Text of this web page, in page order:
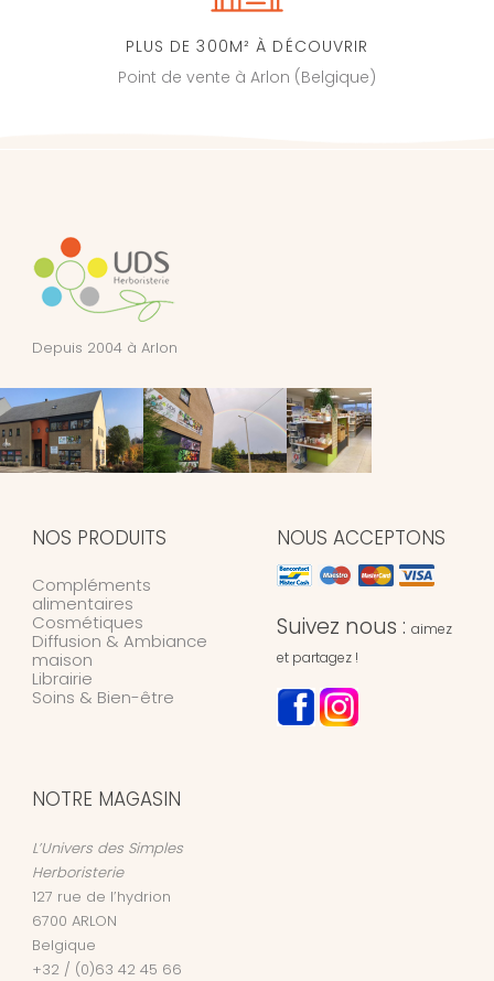
PLUS DE 300M² À DÉCOUVRIR
Point de vente à Arlon (Belgique)
Depuis 2004 à Arlon
NOS PRODUITS
Compléments
alimentaires
Cosmétiques
Diffusion & Ambiance
maison
Librairie
Soins & Bien-être
NOUS ACCEPTONS
Suivez nous : aimez
et partagez !
NOTRE MAGASIN
L’Univers des Simples
Herboristerie
127 rue de l’hydrion
6700 ARLON
Belgique
+32 / (0)63 42 45 66